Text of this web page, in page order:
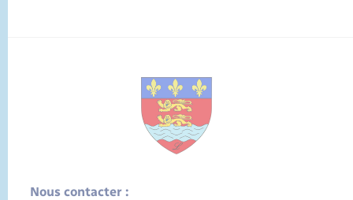
Nous contacter :